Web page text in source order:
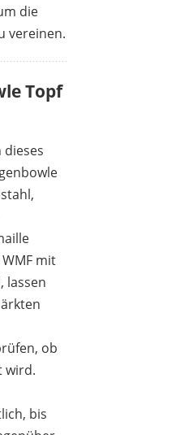
die
vereinen.
Topf
dieses
mit
lassen
ob
wird.
bis